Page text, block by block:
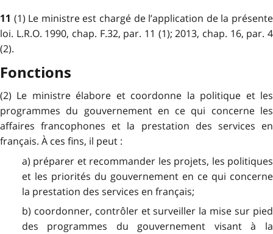
11 (1) Le ministre est chargé de l’application de la présente
loi. L.R.O. 1990, chap. F.32, par. 11 (1); 2013, chap. 16, par. 4
(2).
Fonctions
(2) Le ministre élabore et coordonne la politique et les
programmes du gouvernement en ce qui concerne les
affaires francophones et la prestation des services en
français. À ces fins, il peut :
a) préparer et recommander les projets, les politiques
et les priorités du gouvernement en ce qui concerne
la prestation des services en français;
b) coordonner, contrôler et surveiller la mise sur pied
des programmes du gouvernement visant à la